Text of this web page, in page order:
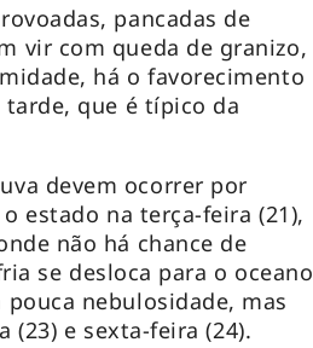
pancadas de
vir com queda de granizo,
há o favorecimento
tarde, que é típico da
devem ocorrer por
estado na terça-feira (21),
não há chance de
se desloca para o oceano
nebulosidade, mas
e sexta-feira (24).